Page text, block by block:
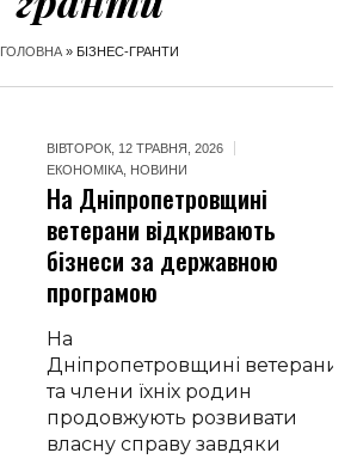
ГОЛОВНА » БІЗНЕС-ГРАНТИ
ВІВТОРОК, 12 ТРАВНЯ, 2026
ЕКОНОМІКА НОВИНИ
На Дніпропетровщині
ветерани відкривають
бізнеси за державною
програмою
На
Дніпропетровщині ветерани
та члени їхніх родин
продовжують розвивати
власну справу завдяки